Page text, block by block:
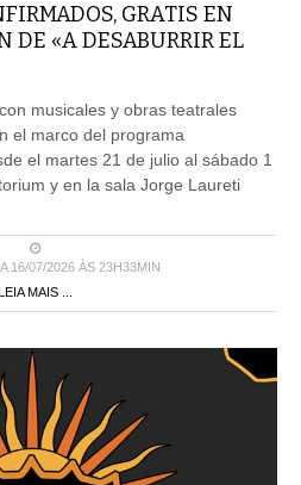
GRATIS EN
DE «A DESABURRIR EL
musicales y obras teatrales
el marco del programa
el martes 21 de julio al sábado 1
y en la sala Jorge Laureti
16/07/2026 ÀS 23H33MIN
MAIS ...